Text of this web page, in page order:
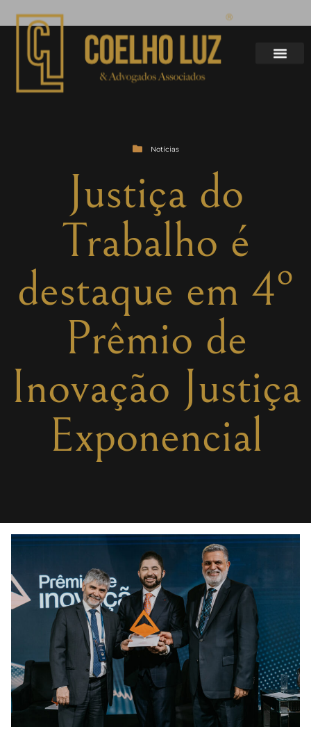
Notícias
Justiça do
Trabalho é
destaque em 4º
Prêmio de
Inovação Justiça
Exponencial